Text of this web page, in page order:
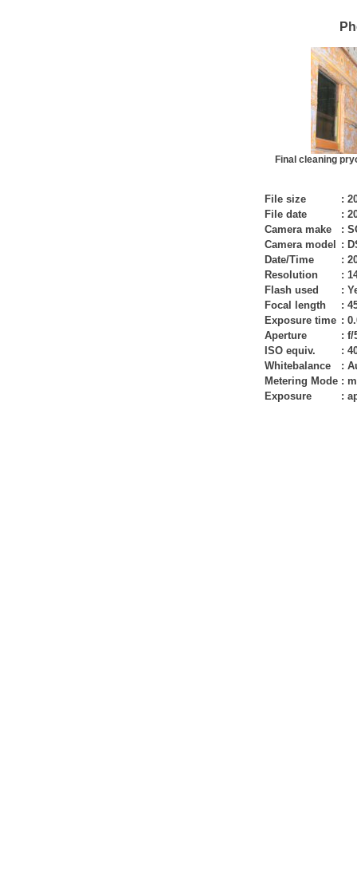
Final cleaning
File size :
File date
:
Camera make
:
Camera model
:
Date/Time
:
Resolution
:
Flash used
:
Focal length
:
Exposure time :
Aperture
: f/
ISO equiv.
:
Whitebalance
:
Metering Mode :
Exposure
: